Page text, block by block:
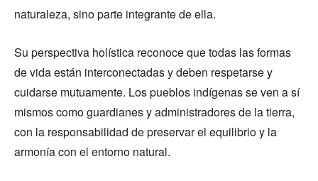
naturaleza, sino parte integrante de ella.
Su perspectiva holística reconoce que todas las formas
de vida están interconectadas y deben respetarse y
cuidarse mutuamente. Los pueblos indígenas se ven a sí
mismos como guardianes y administradores de la tierra,
con la responsabilidad de preservar el equilibrio y la
armonía con el entorno natural.